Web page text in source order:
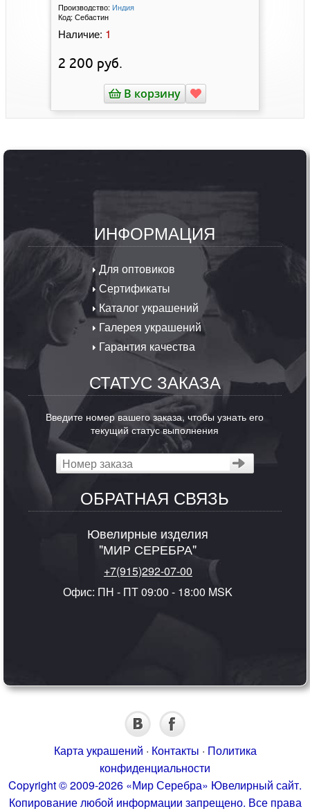
Производство: Индия
Код: Себастин
Наличие: 1
2 200 руб.
В корзину
ИНФОРМАЦИЯ
Для оптовиков
Сертификаты
Каталог украшений
Галерея украшений
Гарантия качества
СТАТУС ЗАКАЗА
Введите номер вашего заказа, чтобы узнать его
текущий статус выполнения
ОБРАТНАЯ СВЯЗЬ
Ювелирные изделия
"МИР СЕРЕБРА"
+7(915)292-07-00
Офис: ПН - ПТ 09:00 - 18:00 MSK
Карта украшений · Контакты · Политика
конфиденциальности
Copyright © 2009-2026 «Мир Серебра» Ювелирный сайт.
Копирование любой информации запрещено. Все права